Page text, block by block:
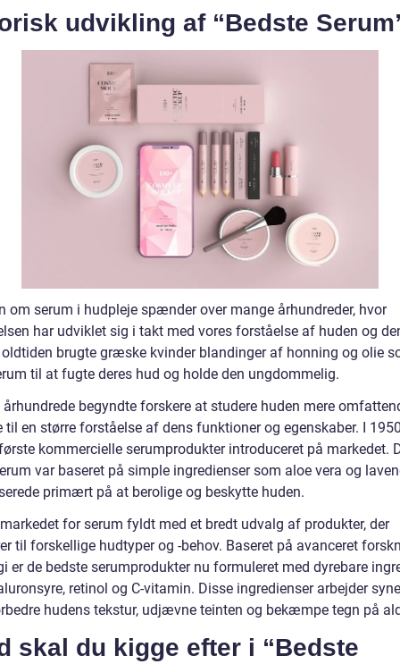
udvikling af “Bedste
om serum i hudpleje spænder over mange århundreder, hvor
har udviklet sig i takt med vores forståelse af huden og
oldtiden brugte græske kvinder blandinger af honning og olie
til at fugte deres hud og holde den ungdommelig.
århundrede begyndte forskere at studere huden mere
til en større forståelse af dens funktioner og egenskaber. I
kommercielle serumprodukter introduceret på markedet.
var baseret på simple ingredienser som aloe vera og
primært på at berolige og beskytte huden.
for serum fyldt med et bredt udvalg af produkter, der
til forskellige hudtyper og -behov. Baseret på avanceret
er de bedste serumprodukter nu formuleret med dyrebare
retinol og C-vitamin. Disse ingredienser arbejder
hudens tekstur, udjævne teinten og bekæmpe tegn på
skal du kigge efter i “Bedste